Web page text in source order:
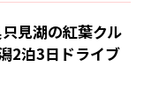
見湖の紅葉クル
2泊3日ドライブ